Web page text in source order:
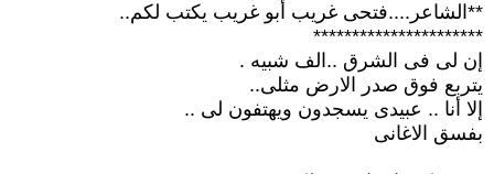
**الشاعر....فتحى غريب أبو غريب يكتب لكم..
**********************
إن لى فى الشرق ..الف شبيه .
يتربع فوق صدر الارض مثلى..
إلا أنا .. عبيدى يسجدون ويهتفون لى ..
بفسق الاغانى